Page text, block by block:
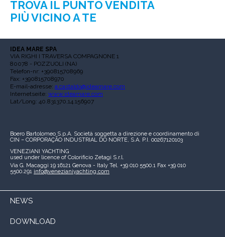
TROVA IL PUNTO VENDITA
PIÙ VICINO A TE
IDEA MARE SPA
VIA RIGHI I TRAVERSA COMPAGNONE 1
80078 - POZZUOLI (NA)
Telefon-nr: +390815708969
Fax: +390815708970
E-mail-adresse: a.castaldo@ideamare.com
Internetseite: www.ideamare.com
Lat/Long: 40.831370,14.156907
Boero Bartolomeo S.p.A. Società soggetta a direzione e coordinamento di
CIN – CORPORAÇÃO INDUSTRIAL DO NORTE, S.A. P.I. 00267120103
VENEZIANI YACHTING
used under licence of Colorificio Zetagi S.r.l.
Via G. Macaggi 19 16121 Genova - Italy Tel. +39 010 5500.1 Fax +39 010
5500.291 info@venezianiyachting.com
NEWS
DOWNLOAD